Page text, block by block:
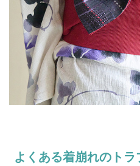
よくある着崩れのトラ